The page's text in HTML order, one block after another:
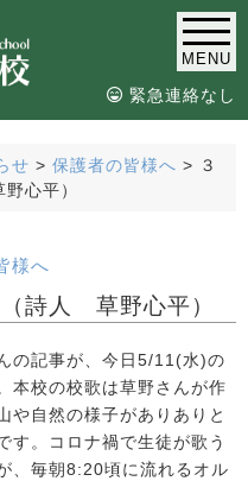
MENU
緊急連絡なし
せ > 保護者の皆様へ > ３
心平）
様へ
詩人 草野心平）
の記事が、今日5/11(水)の
本校の校歌は草野さんが作
や自然の様子がありありと
す。コロナ禍で生徒が歌う
、毎朝8:20頃に流れるオル